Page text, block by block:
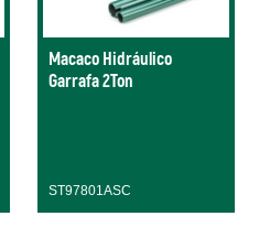
Macaco Hidráulico
Garrafa 2Ton
ST97801ASC